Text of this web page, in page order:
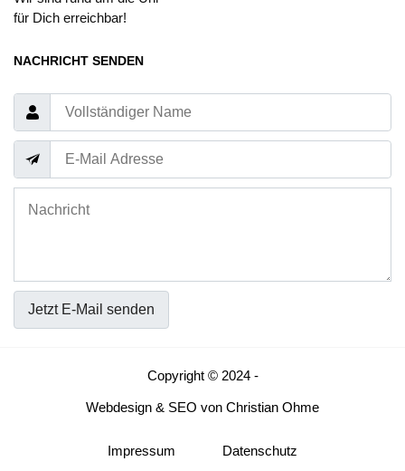
für Dich erreichbar!
NACHRICHT SENDEN
Jetzt E-Mail senden
Copyright © 2024 -
Webdesign & SEO von Christian Ohme
Impressum Datenschutz